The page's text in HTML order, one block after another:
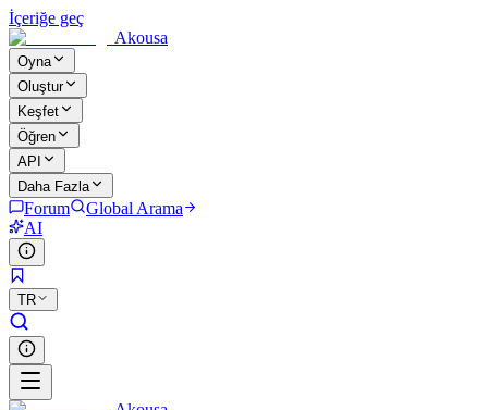
İçeriğe geç
Akousa
Oyna
Oluştur
Keşfet
Öğren
API
Daha Fazla
Forum
Global Arama
AI
TR